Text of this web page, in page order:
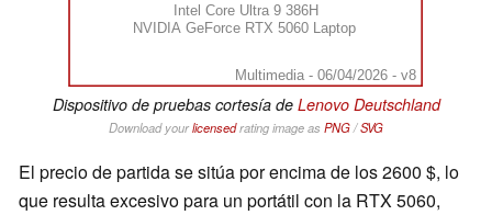
Intel Core Ultra 9 386H
NVIDIA GeForce RTX 5060 Laptop
Multimedia - 06/04/2026 - v8
Dispositivo de pruebas cortesía de Lenovo Deutschland
Download yourlicensedrating image as PNG/SVG
El precio de partida se sitúa por encima de los 2600 $, lo
que resulta excesivo para un portátil con la RTX 5060,